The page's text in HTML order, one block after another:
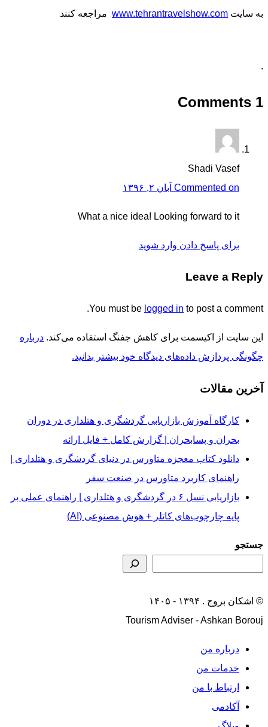
به سایت www.tehrantravelshow.com مراجعه کنند
.
1 Comments
Shadi Vasef
Commented on آبان ۲, ۱۳۹۶
What a nice idea! Looking forward to it
برای پاسخ دادن وارد شوید
Leave a Reply
You must be logged in to post a comment.
این سایت از اکیسمت برای کاهش جفنگ استفاده می‌کند. درباره
چگونگی پردازش داده‌های دیدگاه خود بیشتر بدانید.
آخرین مقالات
کارگاه آموزش بازاریابی گردشگری و هتلداری در دوران
بحران و پسابحران | گزارش کامل + فایل ارائه
دانلود کتاب معجزه متاورس در دنیای گردشگری و هتلداری |
راهنمای کاربرد متاورس در صنعت سفر
بازاریابی نسل ۶ در گردشگری و هتلداری | راهنمای عملی بر
پایه چارچوب‌های کاتلر + هوش مصنوعی (AI)
جستجو
© اشکان بروج . ۱۳۹۴ - ۱۴۰۵
Tourism Adviser - Ashkan Borouj
درباره من
خدمات من
ارتباط با من
آکادمی